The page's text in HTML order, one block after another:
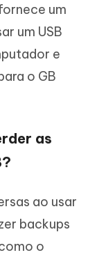
um
um USB
e
o GB
as
ao usar
backups
o